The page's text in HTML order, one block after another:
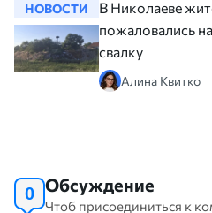
НОВОСТИ
В Николаеве
пожаловались
свалку
Алина Квитко
0 Обсуждение
Чтоб присоединиться к